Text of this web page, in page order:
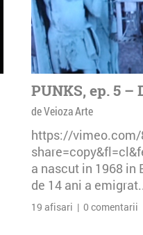
PUNKS, ep. 5
de Veioza Arte
https://vimeo.com/
a nascut in 1968 in
de 14 ani a
19 afisari | 0 comentarii